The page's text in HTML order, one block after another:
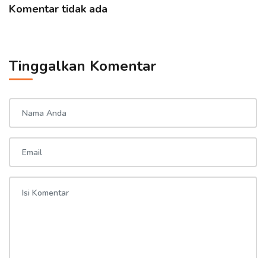
Komentar tidak ada
Tinggalkan Komentar